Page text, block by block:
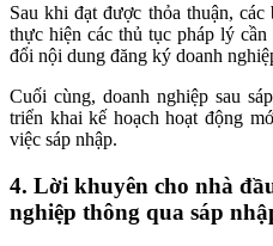
Sau khi đạt được thỏa thuận,
thực hiện các thủ tục pháp lý
đổi nội dung đăng ký doanh
Cuối cùng, doanh nghiệp sau
triển khai kế hoạch hoạt động
việc sáp nhập.
4. Lời khuyên cho nhà
nghiệp thông qua sáp